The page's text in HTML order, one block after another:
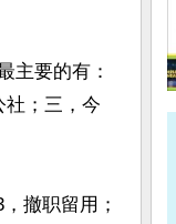
主要的有：
社；三，今
撤职留用；